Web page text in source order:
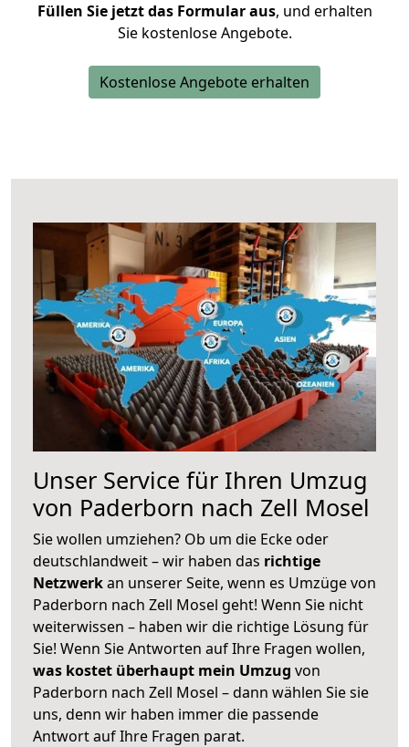
Füllen Sie jetzt das Formular aus, und erhalten
Sie kostenlose Angebote.
Kostenlose Angebote erhalten
Unser Service für Ihren Umzug
von Paderborn nach Zell Mosel
Sie wollen umziehen? Ob um die Ecke oder
deutschlandweit – wir haben das richtige
Netzwerkan unserer Seite, wenn es Umzüge von
Paderborn nach Zell Mosel geht! Wenn Sie nicht
weiterwissen – haben wir die richtige Lösung für
Sie! Wenn Sie Antworten auf Ihre Fragen wollen,
was kostet überhaupt mein Umzug von
Paderborn nach Zell Mosel – dann wählen Sie sie
uns, denn wir haben immer die passende
Antwort auf Ihre Fragen parat.